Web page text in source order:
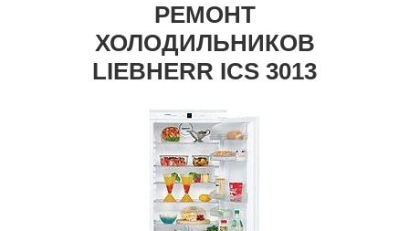
РЕМОНТ
ХОЛОДИЛЬНИКОВ
LIEBHERR ICS 3013